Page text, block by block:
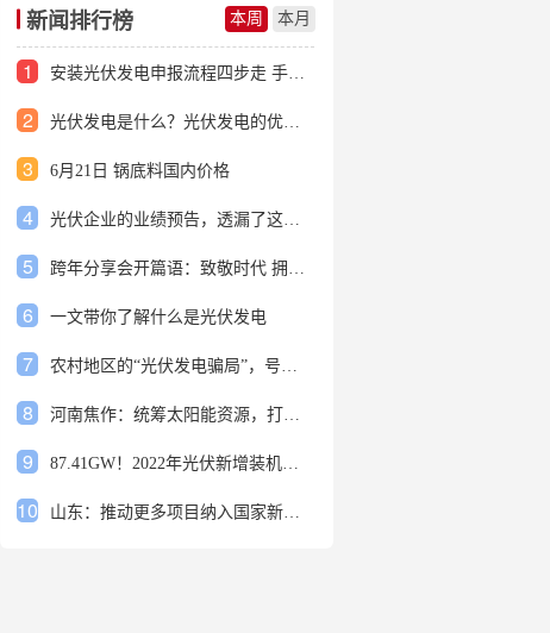
新闻排行榜 本周 本月
1 安装光伏发电申报流程四步走 手把手教你装起光伏电站
2 光伏发电是什么？光伏发电的优缺点有哪些？
3 6月21日 锅底料国内价格
4 光伏企业的业绩预告，透漏了这些信号
5 跨年分享会开篇语：致敬时代 拥抱变革
6 一文带你了解什么是光伏发电
7 农村地区的“光伏发电骗局”，号称能用屋顶赚钱，不少人已经上当
8 河南焦作：统筹太阳能资源，打造百万千瓦级光伏基地
9 87.41GW！2022年光伏新增装机规模发布
10 山东：推动更多项目纳入国家新增风光大基地项目